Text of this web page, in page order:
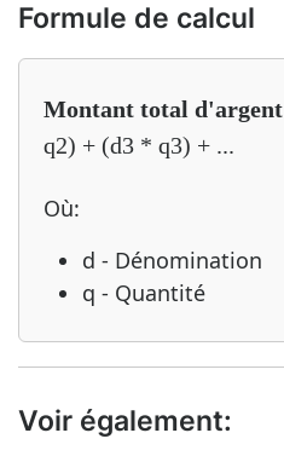
Formule de calcul
Montant total d'argent
q2) + (d3 * q3) + ...
Où:
d - Dénomination
q - Quantité
Voir également: